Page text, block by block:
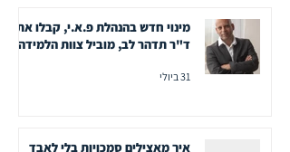
מינוי חדש בהנהלת פ.א.י, קבלו את
ד"ר תדהר לב, מוביל צוות הלמידה
31 ביולי
איך מאצילים סמכויות בלי לאבד